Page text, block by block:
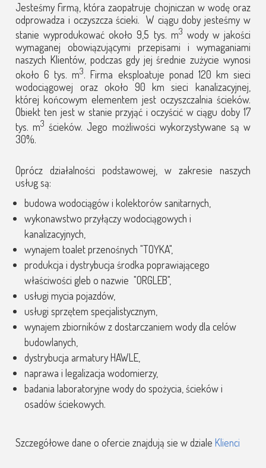
Jesteśmy firmą, która zaopatruje chojniczan w wodę oraz
odprowadza i oczyszcza ścieki. W ciągu doby jesteśmy w
stanie wyprodukować około 9,5 tys. m3 wody w jakości
wymaganej obowiązującymi przepisami i wymaganiami
naszych Klientów, podczas gdy jej średnie zużycie wynosi
około 6 tys. m3. Firma eksploatuje ponad 120 km sieci
wodociągowej oraz około 90 km sieci kanalizacyjnej,
której końcowym elementem jest oczyszczalnia ścieków.
Obiekt ten jest w stanie przyjąć i oczyścić w ciągu doby 17
tys. m3 ścieków. Jego możliwości wykorzystywane są w
30%.
Oprócz działalności podstawowej, w zakresie naszych
usług są:
budowa wodociągów i kolektorów sanitarnych,
wykonawstwo przyłączy wodociągowych i
kanalizacyjnych,
wynajem toalet przenośnych "TOYKA",
produkcja i dystrybucja środka poprawiającego
właściwości gleb o nazwie "ORGLEB",
usługi mycia pojazdów,
usługi sprzętem specjalistycznym,
wynajem zbiorników z dostarczaniem wody dla celów
budowlanych,
dystrybucja armatury HAWLE,
naprawa i legalizacja wodomierzy,
badania laboratoryjne wody do spożycia, ścieków i
osadów ściekowych.
Szczegółowe dane o ofercie znajdują sie w dzialeKlienci